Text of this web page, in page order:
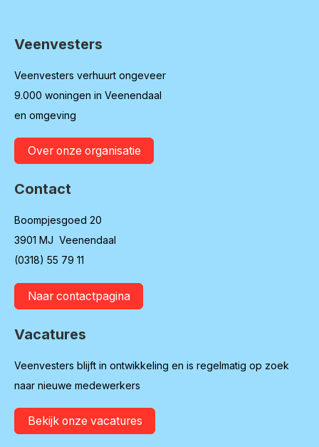
Contactinformatie
Veenvesters
Veenvesters verhuurt ongeveer
9.000 woningen in Veenendaal
en omgeving
Over onze organisatie
Contact
Boompjesgoed 20
3901 MJ Veenendaal
(0318) 55 79 11
Naar contactpagina
Vacatures
Veenvesters blijft in ontwikkeling en is regelmatig op zoek
naar nieuwe medewerkers
Bekijk onze vacatures